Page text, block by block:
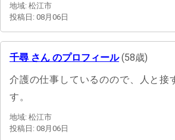
地域: 松江市
投稿日: 08月06日
千尋 さん のプロフィール(58歳)
介護の仕事しているのので、人と接
す。
地域: 松江市
投稿日: 08月06日